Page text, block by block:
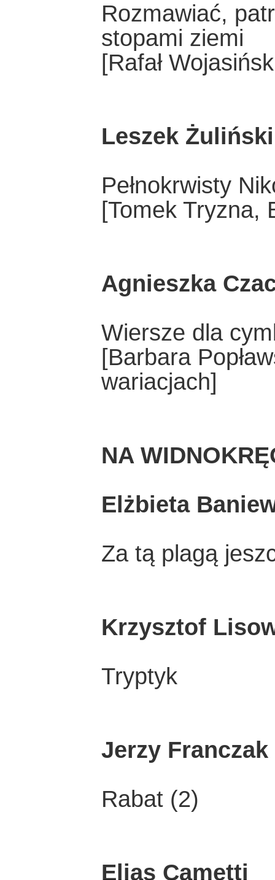
Rozmawiać,
stopami ziemi
[Rafał
Leszek Żuliński
Pełnokrwisty
[Tomek Tryzna,
Agnieszka
Wiersze dla
[Barbara
wariacjach]
NA
Elżbieta
Za tą plagą
Krzysztof
Tryptyk
Jerzy Franczak
Rabat (2)
Elias Cametti